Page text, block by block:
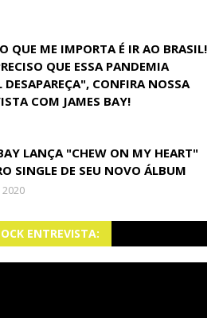
QUE ME IMPORTA É IR AO BRASIL!
QUE ESSA PANDEMIA
DESAPAREÇA", CONFIRA NOSSA
COM JAMES BAY!
LANÇA "CHEW ON MY HEART"
SINGLE DE SEU NOVO ÁLBUM
2020
ENTREVISTA: